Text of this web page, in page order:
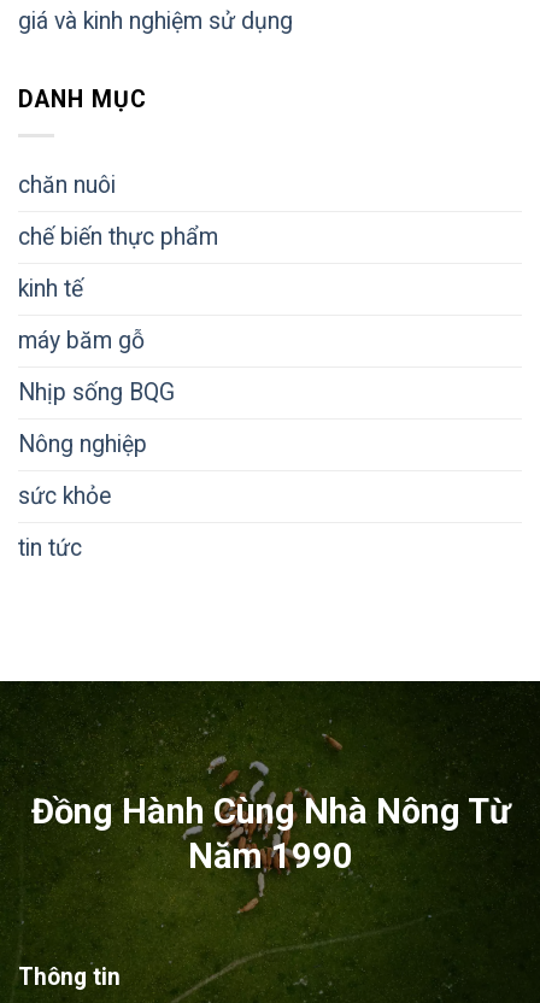
giá và kinh nghiệm sử dụng
DANH MỤC
chăn nuôi
chế biến thực phẩm
kinh tế
máy băm gỗ
Nhịp sống BQG
Nông nghiệp
sức khỏe
tin tức
Đồng Hành Cùng Nhà Nông Từ
Năm 1990
Thông tin